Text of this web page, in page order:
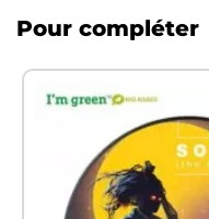
Pour compléter